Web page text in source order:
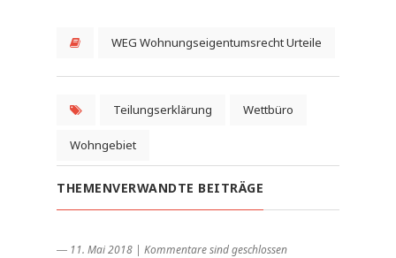
WEG Wohnungseigentumsrecht Urteile
Teilungserklärung Wettbüro
Wohngebiet
THEMENVERWANDTE BEITRÄGE
― 11. Mai 2018 | Kommentare sind geschlossen